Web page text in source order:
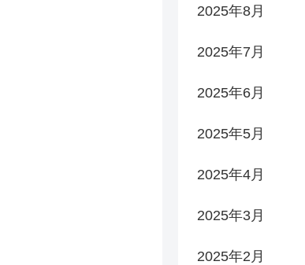
2025年8月
2025年7月
2025年6月
2025年5月
2025年4月
2025年3月
2025年2月